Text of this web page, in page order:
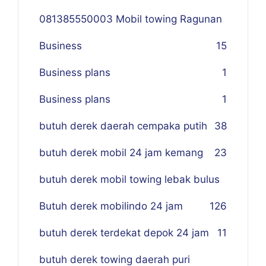
081385550003 Mobil towing Ragunan
5
Business 1
Business plans 1
Business plans 1
butuh derek daerah cempaka putih 38
butuh derek mobil 24 jam kemang 23
butuh derek mobil towing lebak bulus
26
Butuh derek mobilindo 24 jam 1
butuh derek terdekat depok 24 jam 11
butuh derek towing daerah puri